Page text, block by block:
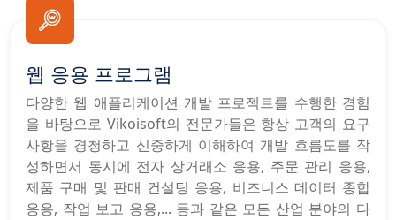
Copyright © 2022 VIKOISOFT.COM
웹 응용 프로그램
다양한 웹 애플리케이션 개발 프로젝트를 수행한 경험
을 바탕으로 Vikoisoft의 전문가들은 항상 고객의 요구
사항을 경청하고 신중하게 이해하여 개발 흐름도를 작
성하면서 동시에 전자 상거래소 응용, 주문 관리 응용,
제품 구매 및 판매 컨설팅 응용, 비즈니스 데이터 종합
응용, 작업 보고 응용,... 등과 같은 모든 산업 분야의 다